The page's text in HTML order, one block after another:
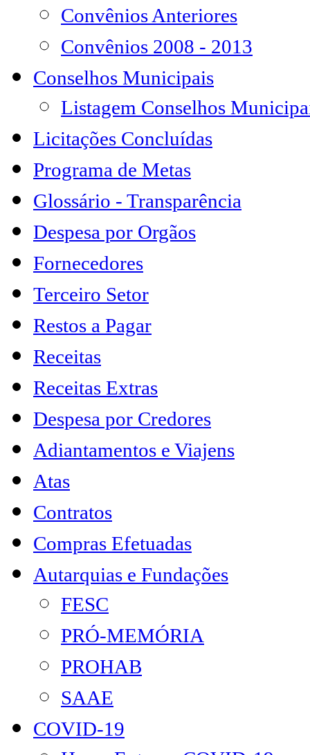
Convênios Anteriores
Convênios 2008 - 2013
Conselhos Municipais
Listagem Conselhos
Licitações Concluídas
Programa de Metas
Glossário - Transparência
Despesa por Orgãos
Fornecedores
Terceiro Setor
Restos a Pagar
Receitas
Receitas Extras
Despesa por Credores
Adiantamentos e Viajens
Atas
Contratos
Compras Efetuadas
Autarquias e Fundações
FESC
PRÓ-MEMÓRIA
PROHAB
SAAE
COVID-19